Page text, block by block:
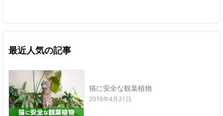
最近人気の記事
猫に安全な観葉植物
2016年4月21日